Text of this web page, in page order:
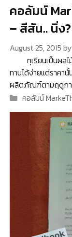
คอลัมน์
– สีสัน.. นิ่ง?
August 25, 2015 by
ทุเรียนเป็นผล
ทานได้ง่ายแต่ราคา
ผลิตภัณฑ์ตามฤดูกา
Categories
คอลัมน์